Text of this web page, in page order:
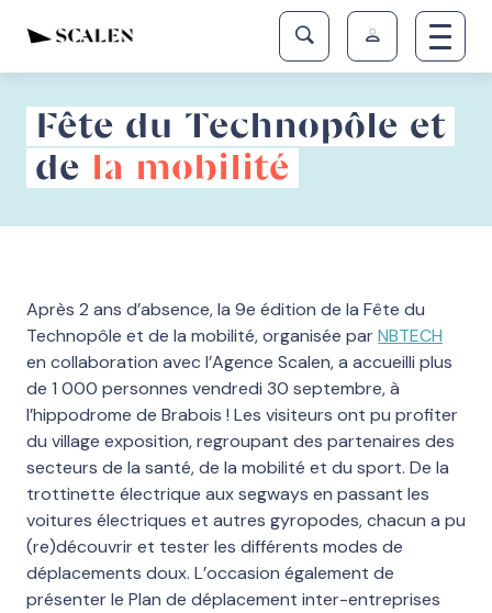
Fête du Technopôle et
de la mobilité
Après 2 ans d’absence, la 9e édition de la Fête du
Technopôle et de la mobilité, organisée parNBTECH
en collaboration avec l’Agence Scalen, a accueilli plus
de 1 000 personnes vendredi 30 septembre, à
l’hippodrome de Brabois ! Les visiteurs ont pu profiter
du village exposition, regroupant des partenaires des
secteurs de la santé, de la mobilité et du sport. De la
trottinette électrique aux segways en passant les
voitures électriques et autres gyropodes, chacun a pu
(re)découvrir et tester les différents modes de
déplacements doux. L’occasion également de
présenter le Plan de déplacement inter-entreprises